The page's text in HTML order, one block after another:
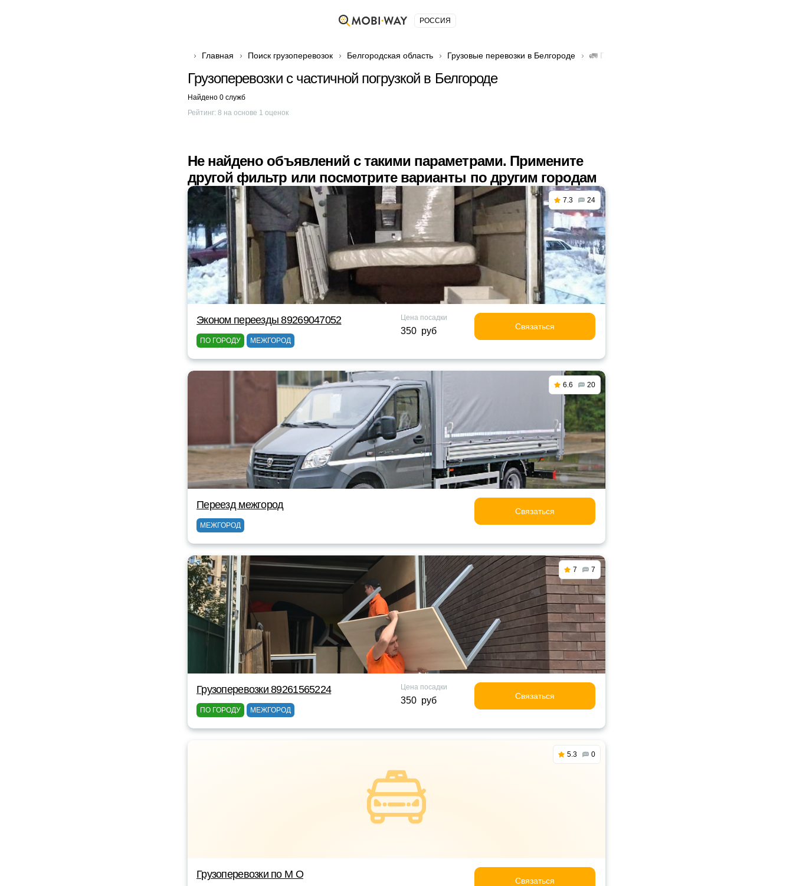
РОССИЯ
Главная Поиск грузоперевозок Белгородская область Грузовые перевозки в Белгороде 🚛 Грузоперевозки с частичной погрузкой в
Грузоперевозки с частичной погрузкой в Белгороде
Найдено 0 служб
Рейтинг: 8 на основе 1 оценок
Не найдено объявлений с такими параметрами. Примените
другой фильтр или посмотрите варианты по другим городам
7.3 24
Эконом переезды 89269047052
ПО ГОРОДУ МЕЖГОРОД
Цена посадки
350 руб Связаться
6.6 20
Переезд межгород
МЕЖГОРОД
Связаться
7 7
Грузоперевозки 89261565224
ПО ГОРОДУ МЕЖГОРОД
Цена посадки
350 руб Связаться
5.3 0
Грузоперевозки по М О
Связаться